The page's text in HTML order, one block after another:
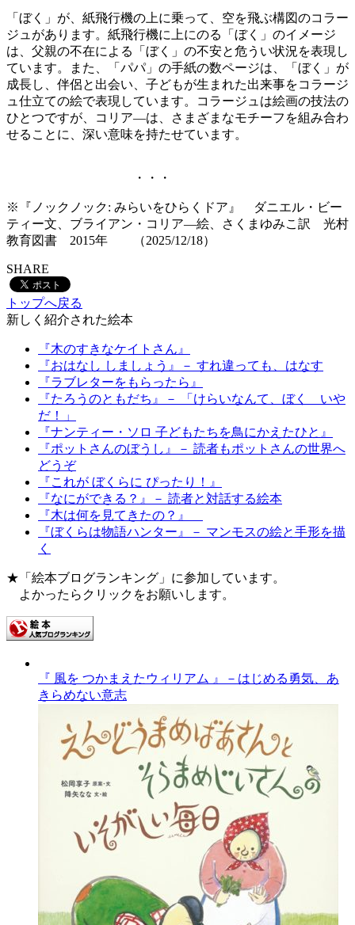
「ぼく」が、紙飛行機の上に乗って、空を飛ぶ構図のコラー
ジュがあります。紙飛行機に上にのる「ぼく」のイメージ
は、父親の不在による「ぼく」の不安と危うい状況を表現し
ています。また、「パパ」の手紙の数ページは、「ぼく」が
成長し、伴侶と出会い、子どもが生まれた出来事をコラージ
ュ仕立ての絵で表現しています。コラージュは絵画の技法の
ひとつですが、コリア―は、さまざまなモチーフを組み合わ
せることに、深い意味を持たせています。
・・・
※『ノックノック: みらいをひらくドア』 ダニエル・ビー
ティー文、ブライアン・コリア―絵、さくまゆみこ訳 光村
教育図書 2015年 （2025/12/18）
SHARE
トップへ戻る
新しく紹介された絵本
『木のすきなケイトさん』
『おはなし しましょう』－ すれ違っても、はなす
『ラブレターをもらったら』
『たろうのともだち』－ 「けらいなんて、ぼく いや
だ！」
『ナンティー・ソロ 子どもたちを鳥にかえたひと』
『ポットさんのぼうし』－ 読者もポットさんの世界へ
どうぞ
『これが ぼくらに ぴったり！』
『なにができる？』－ 読者と対話する絵本
『木は何を見てきたの？』
『ぼくらは物語ハンター』－ マンモスの絵と手形を描
く
★「絵本ブログランキング」に参加しています。
よかったらクリックをお願いします。
『 風を つかまえたウィリアム 』－はじめる勇気、あ
きらめない意志